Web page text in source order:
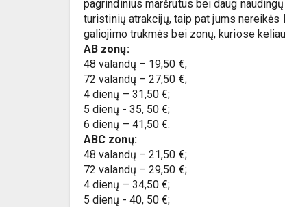
pagrindinius maršrutus bei daug
turistinių atrakcijų, taip pat jums
galiojimo trukmės bei zonų, kuriose
AB zonų:
48 valandų – 19,50 €;
72 valandų – 27,50 €;
4 dienų – 31,50 €;
5 dienų - 35, 50 €;
6 dienų – 41,50 €.
ABC zonų:
48 valandų – 21,50 €;
72 valandų – 29,50 €;
4 dienų – 34,50 €;
5 dienų - 40, 50 €;